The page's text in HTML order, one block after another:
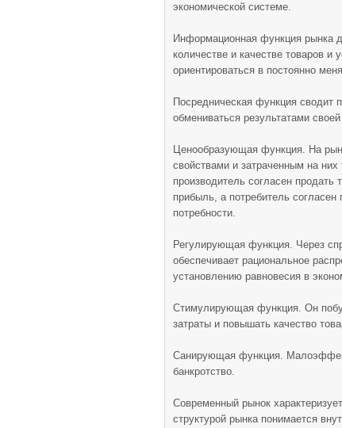
экономической системе.
Информационная функция рынка
количестве и качестве товаров и
ориентироваться в постоянно
Посредническая функция сводит
обмениваться результатами
Ценообразующая функция. На
свойствами и затраченным на
производитель согласен продать
прибыль, а потребитель согласен
потребности.
Регулирующая функция. Через
обеспечивает рациональное
установлению равновесия в
Стимулирующая функция. Он
затраты и повышать качество
Санирующая функция.
банкротство.
Современный рынок
структурой рынка понимается